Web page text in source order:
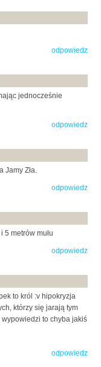
odpowiedz
jednocześnie
odpowiedz
Jamy Zła.
odpowiedz
5 metrów mułu
odpowiedz
to król :v hipokryzja
którzy się jarają tym
wypowiedzi to chyba jakiś
odpowiedz